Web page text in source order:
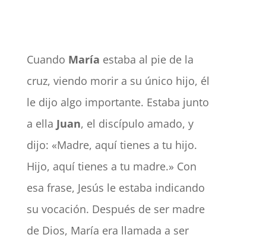
Cuando María estaba al pie de la
cruz, viendo morir a su único hijo, él
le dijo algo importante. Estaba junto
a ella Juan, el discípulo amado, y
dijo: «Madre, aquí tienes a tu hijo.
Hijo, aquí tienes a tu madre.» Con
esa frase, Jesús le estaba indicando
su vocación. Después de ser madre
de Dios, María era llamada a ser